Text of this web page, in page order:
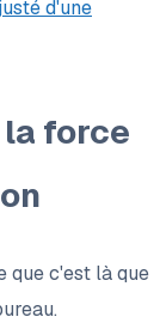
d'une
force
que c'est là que